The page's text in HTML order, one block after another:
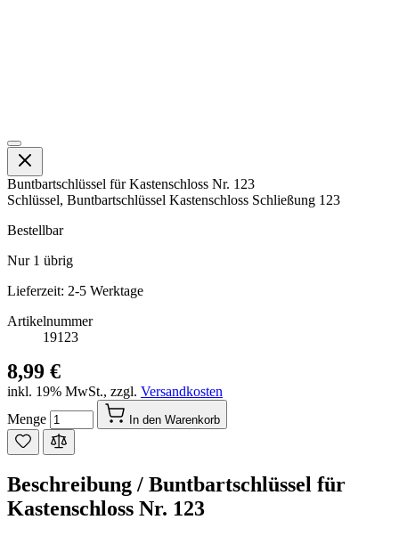
Buntbartschlüssel für Kastenschloss Nr. 123
Schlüssel, Buntbartschlüssel Kastenschloss Schließung 123
Bestellbar
Nur 1 übrig
Lieferzeit: 2-5 Werktage
Artikelnummer
19123
8,99 €
inkl. 19% MwSt., zzgl. Versandkosten
Menge
In den Warenkorb
Beschreibung / Buntbartschlüssel für
Kastenschloss Nr. 123